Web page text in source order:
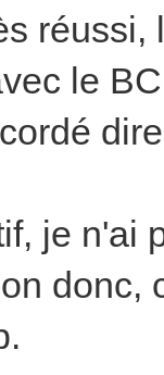
le
je n'ai
donc,